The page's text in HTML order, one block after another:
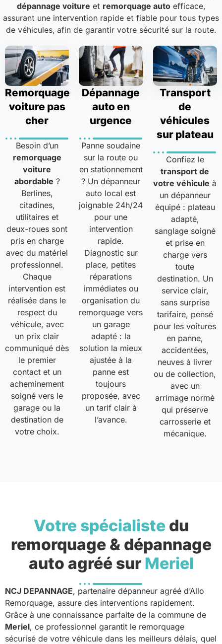
dépannage voiture et remorquage auto efficace,
assurant une intervention rapide et fiable pour tous types
de véhicules, afin de garantir votre sécurité sur la route.
Remorquage
voiture pas
cher
Besoin d’un
remorquage
voiture
abordable ?
Berlines,
citadines,
utilitaires et
deux-roues sont
pris en charge
avec du matériel
professionnel.
Chaque
intervention est
réalisée dans le
respect du
véhicule, avec
un prix clair
communiqué dès
le premier
contact et un
acheminement
soigné vers le
garage ou la
destination de
votre choix.
Dépannage
auto en
urgence
Panne soudaine
sur la route ou
en stationnement
? Un dépanneur
auto local est
joignable 24h/24
pour une
intervention
rapide.
Diagnostic sur
place, petites
réparations
immédiates ou
organisation du
remorquage vers
un garage
adapté : la
solution la mieux
ajustée à la
panne est
toujours
proposée, avec
un tarif clair à
l’avance.
Transport
de
véhicules
sur plateau
Confiez le
transport de
votre véhicule à
un dépanneur
équipé : plateau
adapté,
sanglage soigné
et prise en
charge vers
toute
destination. Un
service clair,
sans surprise
tarifaire, pensé
pour les voitures
en panne,
accidentées,
neuves à livrer
ou de collection,
avec un
arrimage normé
qui préserve
carrosserie et
mécanique.
Votre spécialistedu
remorquage & dépannage
auto agréé sur Meriel
NCJ DEPANNAGE, partenaire dépanneur agréé d’Allo
Remorquage, assure des interventions rapidement.
Grâce à une connaissance parfaite de la commune de
Meriel, ce professionnel garantit le remorquage
sécurisé de votre véhicule dans les meilleurs délais, quel